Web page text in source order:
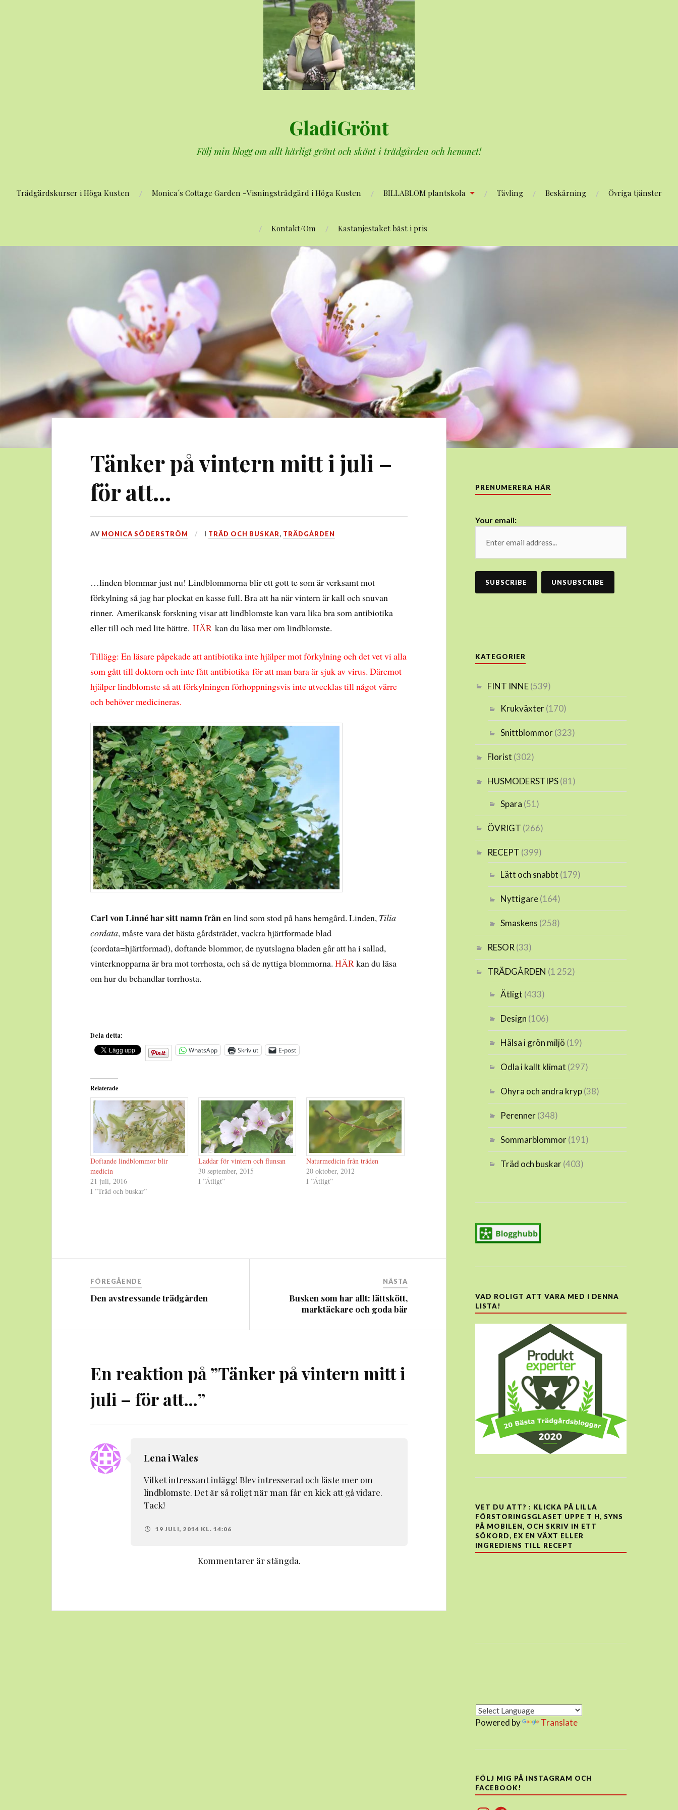
GladiGrönt
Följ min blogg om allt härligt grönt och skönt i trädgården och hemmet!
Trädgårdskurser i Höga Kusten Monica´s Cottage Garden -Visningsträdgård i Höga Kusten BILLABLOM plantskola Tävling Beskärning Övriga tjänster
Kontakt/Om Kastanjestaket bäst i pris
Tänker på vintern mitt i juli –
för att…
DEN
AV MONICA SÖDERSTRÖM I TRÄD OCH BUSKAR, TRÄDGÅRDEN
…linden blommar just nu! Lindblommorna blir ett gott te som är verksamt mot
förkylning så jag har plockat en kasse full. Bra att ha när vintern är kall och snuvan
rinner. Amerikansk forskning visar att lindblomste kan vara lika bra som antibiotika
eller till och med lite bättre.HÄRkan du läsa mer om lindblomste.
Tillägg: En läsare påpekade att antibiotika inte hjälper mot förkylning och det vet vi alla
som gått till doktorn och inte fått antibiotika för att man bara är sjuk av virus. Däremot
hjälper lindblomste så att förkylningen förhoppningsvis inte utvecklas till något värre
och behöver medicineras.
Carl von Linné har sitt namn frånen lind som stod på hans hemgård. Linden, Tilia
cordata, måste vara det bästa gårdsträdet, vackra hjärtformade blad
(cordata=hjärtformad), doftande blommor, de nyutslagna bladen går att ha i sallad,
vinterknopparna är bra mot torrhosta, och så de nyttiga blommorna.HÄRkan du läsa
om hur du behandlar torrhosta.
Dela detta:
WhatsApp Skriv ut E-post
Relaterade
Doftande lindblommor blir
medicin
21 juli, 2016
I ”Träd och buskar”
Laddar för vintern och flunsan
30 september, 2015
I ”Ätligt”
Naturmedicin från träden
20 oktober, 2012
I ”Ätligt”
FÖREGÅENDE
Den avstressande trädgården
NÄSTA
Busken som har allt: lättskött,
marktäckare och goda bär
En reaktion på ”Tänker på vintern mitt i
juli – för att…”
Lena i Wales
Vilket intressant inlägg! Blev intresserad och läste mer om
lindblomste. Det är så roligt när man får en kick att gå vidare.
Tack!
19 JULI, 2014 KL. 14:06
Kommentarer är stängda.
PRENUMERERA HÄR
Your email:
KATEGORIER
FINT INNE(539)
Krukväxter(170)
Snittblommor(323)
Florist (302)
HUSMODERSTIPS(81)
Spara (51)
ÖVRIGT (266)
RECEPT (399)
Lätt och snabbt (179)
Nyttigare(164)
Smaskens (258)
RESOR (33)
TRÄDGÅRDEN (1 252)
Ätligt (433)
Design (106)
Hälsa i grön miljö (19)
Odla i kallt klimat (297)
Ohyra och andra kryp(38)
Perenner(348)
Sommarblommor(191)
Träd och buskar(403)
VAD ROLIGT ATT VARA MED I DENNA
LISTA!
VET DU ATT? : KLICKA PÅ LILLA
FÖRSTORINGSGLASET UPPE T H, SYNS
PÅ MOBILEN, OCH SKRIV IN ETT
SÖKORD, EX EN VÄXT ELLER
INGREDIENS TILL RECEPT
Powered by Translate
FÖLJ MIG PÅ INSTAGRAM OCH
FACEBOOK!